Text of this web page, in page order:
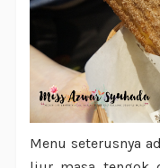
Menu seterusnya